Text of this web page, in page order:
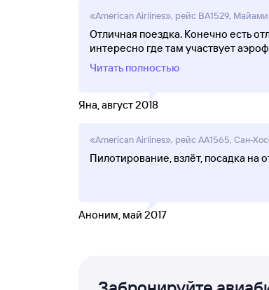
«American Airlines», рейс BA1529,
Отличная поездка. Конечно есть
интересно где там участвует
Читать полностью
Яна, август 2018
«American Airlines», рейс AA1565, Сан-
Пилотирование, взлёт, посадка на
Аноним, май 2017